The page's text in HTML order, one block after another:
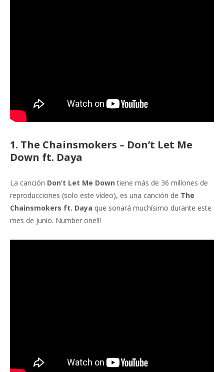
1. The Chainsmokers – Don’t Let Me
Down ft. Daya
La canción Don’t Let Me Down tiene más de 36 millones de
reproducciones (solo este vídeo), es una canción de The
Chainsmokers ft. Daya que sonará muchísimo durante este
mes de junio. Number one!!!